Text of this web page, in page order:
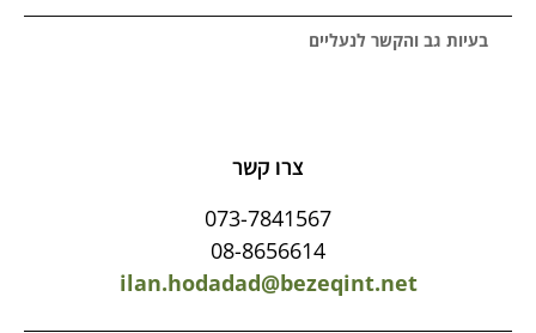
בעיות גב והקשר לנעליים
צרו קשר
073-7841567
08-8656614
ilan.hodadad@bezeqint.net